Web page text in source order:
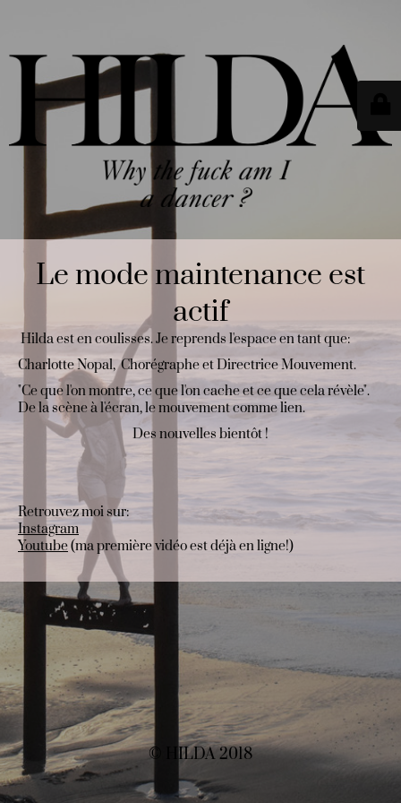
Le mode maintenance est
actif
Hilda est en coulisses. Je reprends l'espace en tant que:
Charlotte Nopal, Chorégraphe et Directrice Mouvement.
"Ce que l'on montre, ce que l'on cache et ce que cela révèle".
De la scène à l'écran, le mouvement comme lien.
Des nouvelles bientôt !
Retrouvez moi sur:
Instagram
Youtube(ma première vidéo est déjà en ligne!)
© HILDA 2018